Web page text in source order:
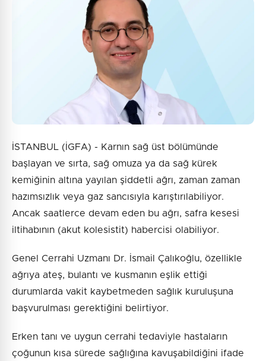
İSTANBUL (İGFA) - Karnın sağ üst bölümünde
başlayan ve sırta, sağ omuza ya da sağ kürek
kemiğinin altına yayılan şiddetli ağrı, zaman zaman
hazımsızlık veya gaz sancısıyla karıştırılabiliyor.
Ancak saatlerce devam eden bu ağrı, safra kesesi
iltihabının (akut kolesistit) habercisi olabiliyor.
Genel Cerrahi Uzmanı Dr. İsmail Çalıkoğlu, özellikle
ağrıya ateş, bulantı ve kusmanın eşlik ettiği
durumlarda vakit kaybetmeden sağlık kuruluşuna
başvurulması gerektiğini belirtiyor.
Erken tanı ve uygun cerrahi tedaviyle hastaların
çoğunun kısa sürede sağlığına kavuşabildiğini ifade